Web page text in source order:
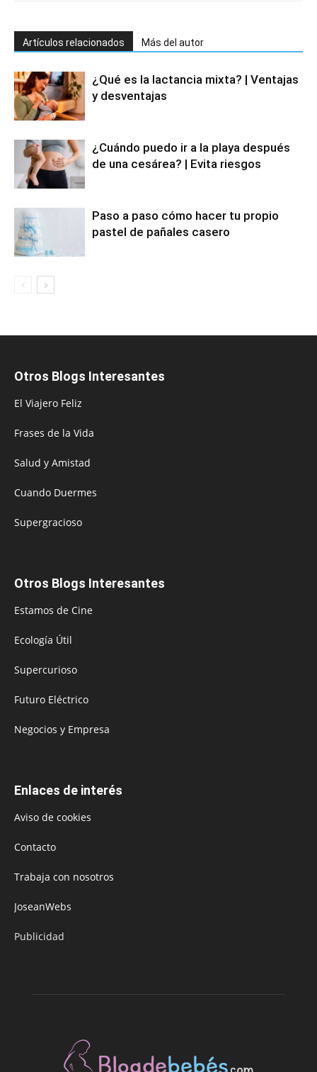
Artículos relacionados Más del autor
¿Qué es la lactancia mixta? | Ventajas
y desventajas
¿Cuándo puedo ir a la playa después
de una cesárea? | Evita riesgos
Paso a paso cómo hacer tu propio
pastel de pañales casero
Otros Blogs Interesantes
El Viajero Feliz
Frases de la Vida
Salud y Amistad
Cuando Duermes
Supergracioso
Otros Blogs Interesantes
Estamos de Cine
Ecología Útil
Supercurioso
Futuro Eléctrico
Negocios y Empresa
Enlaces de interés
Aviso de cookies
Contacto
Trabaja con nosotros
JoseanWebs
Publicidad